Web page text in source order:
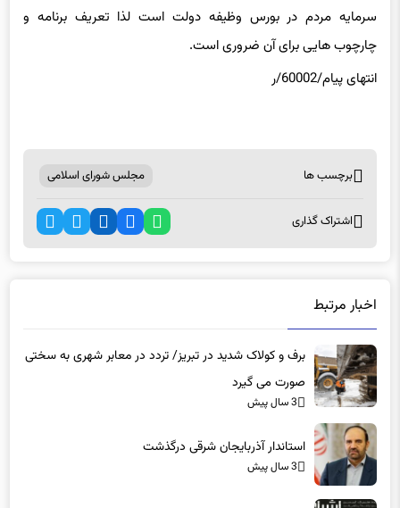
سرمایه مردم در بورس وظیفه دولت است لذا تعریف برنامه و
چارچوب هایی برای آن ضروری است.
انتهای پیام/60002/ر
برچسب ها مجلس شورای اسلامی
اشتراک گذاری
اخبار مرتبط
برف و کولاک شدید در تبریز/ تردد در معابر شهری به سختی
صورت می گیرد
3 سال پیش
استاندار آذربایجان شرقی درگذشت
3 سال پیش